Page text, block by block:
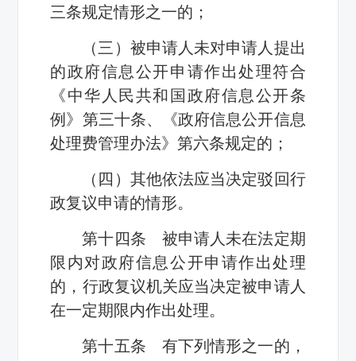
三条规定情形之一的；
（三）被申请人未对申请人提出
的政府信息公开申请作出处理符合
《中华人民共和国政府信息公开条
例》第三十条、《政府信息公开信息
处理费管理办法》第六条规定的；
（四）其他依法应当决定驳回行
政复议申请的情形。
第十四条 被申请人未在法定期
限内对政府信息公开申请作出处理
的，行政复议机关应当决定被申请人
在一定期限内作出处理。
第十五条 有下列情形之一的，